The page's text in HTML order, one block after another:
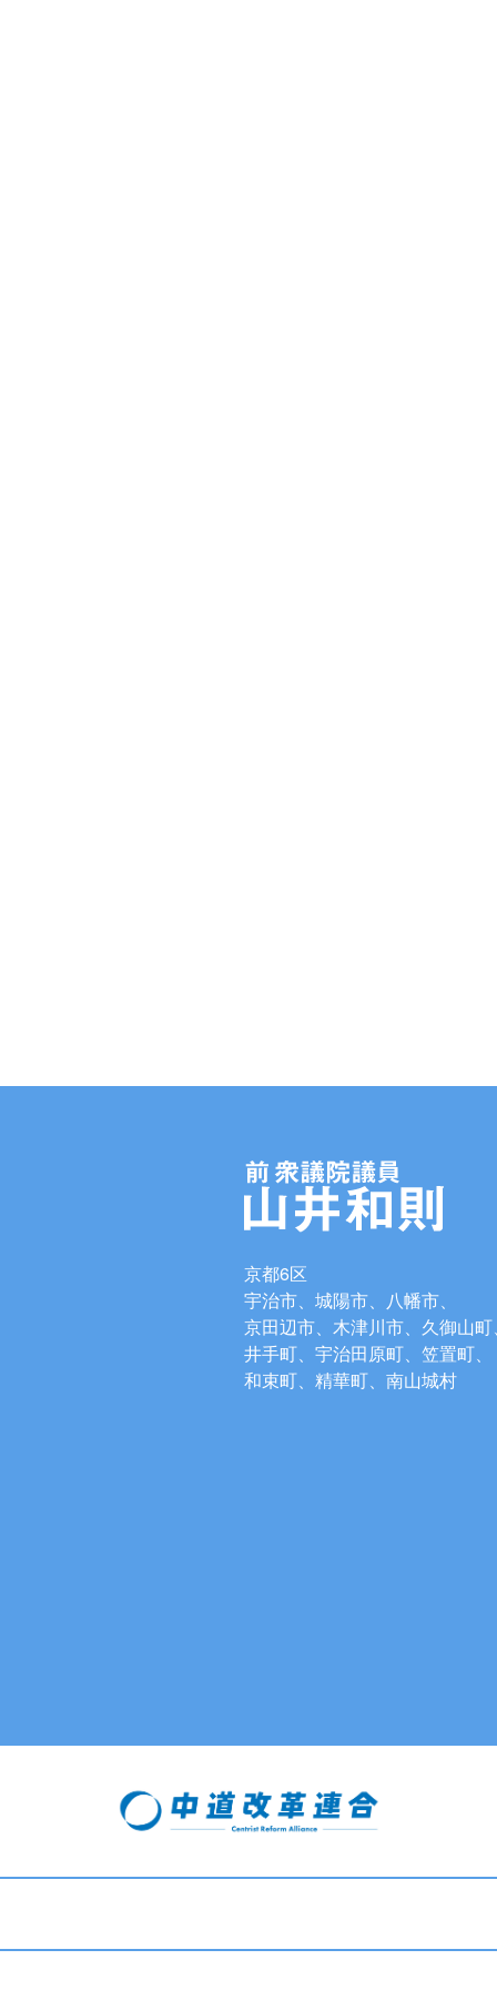
京都6区
宇治市、城陽市、八幡市、
京田辺市、木津川市、久御山町、
井手町、宇治田原町、笠置町、
和束町、精華町、南山城村